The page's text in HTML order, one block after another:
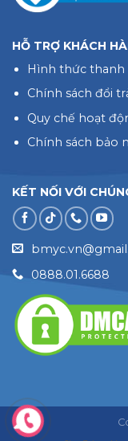
HỖ TRỢ KHÁCH
Hình thức thanh
Chính sách đổi
Quy chế hoạt
Chính sách bảo
KẾT NỐI VỚI
0888.01.6688